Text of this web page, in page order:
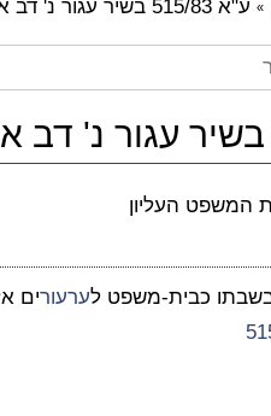
» ע"א 515/83 בשיר עגור נ' דב איזנברג
המשפט העליון
כבית-משפט לערעורים